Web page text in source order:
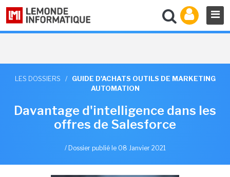
LES DOSSIERS /
GUIDE D'ACHATS OUTILS DE MARKETING
AUTOMATION
Davantage d'intelligence dans les
offres de Salesforce
/ Dossier publié le 08 Janvier 2021